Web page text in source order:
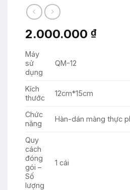
2.000.000 ₫
Máy
sử
dụng
QM-12
Kích
thước
12cm*15cm
Chức
năng
Hàn-dán màng thực
Quy
cách
đóng
gói –
Số
lượng
1 cái